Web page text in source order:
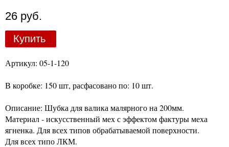
26 руб.
Купить
Артикул: 05-1-120
В коробке: 150 шт, расфасовано по: 10 шт.
Описание: Шубка для валика малярного на 200мм.
Материал - искусственный мех с эффектом фактуры меха
ягненка. Для всех типов обрабатываемой поверхности.
Для всех типо ЛКМ.